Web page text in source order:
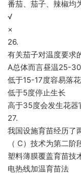
番茄、茄子、辣椒均
√
×
26.
有关茄子对温度要求
A总体而言昼温25-
低于15-17度容易落花
低于5度停止生长
高于35度会发生花器
27.
我国设施育苗经历了
（ C）技术为第二阶
塑料薄膜覆盖育苗技
电热线加温育苗法